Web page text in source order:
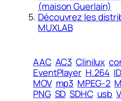
(maison Guerlain)
Découvrez les
MUXLAB
AAC AC3 Clinilux
EventPlayer H.264
MOV mp3 MPEG-2
PNG SD SDHC usb